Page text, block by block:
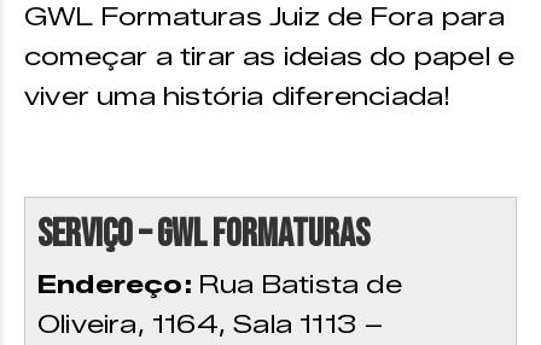
GWL Formaturas Juiz de Fora para
começar a tirar as ideias do papel e
viver uma história diferenciada!
Serviço – GWL Formaturas
Endereço: Rua Batista de
Oliveira, 1164, Sala 1113 –